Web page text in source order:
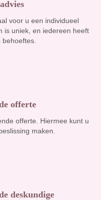
voor u een individueel
is uniek, en iedereen heeft
offerte
offerte. Hiermee kunt u
maken.
deskundige